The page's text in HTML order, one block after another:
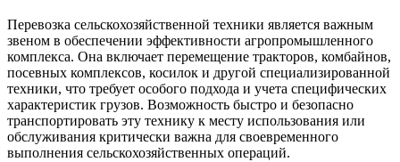
Перевозка сельскохозяйственной техники является важным
звеном в обеспечении эффективности агропромышленного
комплекса. Она включает перемещение тракторов, комбайнов,
посевных комплексов, косилок и другой специализированной
техники, что требует особого подхода и учета специфических
характеристик грузов. Возможность быстро и безопасно
транспортировать эту технику к месту использования или
обслуживания критически важна для своевременного
выполнения сельскохозяйственных операций.